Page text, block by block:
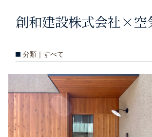
創和建設株式会社×
分類｜すべて